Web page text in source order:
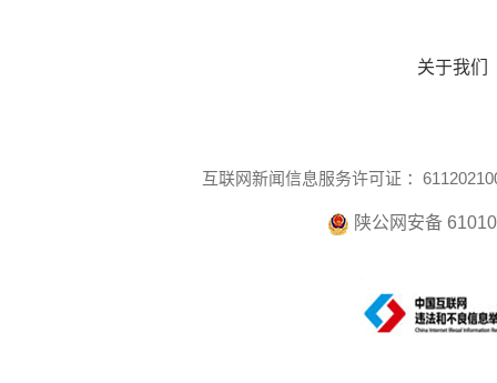
关于我们
互联网新闻信息服务许可证 ：
陕公网安备